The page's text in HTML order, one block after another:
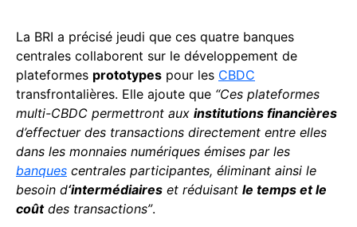
La BRI a précisé jeudi que ces quatre banques
centrales collaborent sur le développement de
plateformes prototypes pour les CBDC
transfrontalières. Elle ajoute que “Ces plateformes
multi-CBDC permettront aux institutions financières
d’effectuer des transactions directement entre elles
dans les monnaies numériques émises par les
banques centrales participantes, éliminant ainsi le
besoin d‘intermédiaires et réduisant le temps et le
coûtdes transactions”.